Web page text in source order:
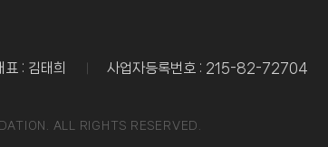
표 : 김태희 사업자등록번호 : 215-82-72704
ALL RIGHTS RESERVED.